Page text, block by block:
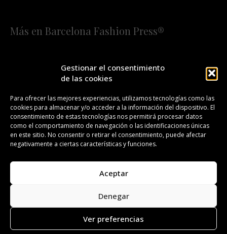
Gestionar el consentimiento
de las cookies
Para ofrecer las mejores experiencias, utilizamos tecnologías como las
cookies para almacenar y/o acceder a la información del dispositivo. El
consentimiento de estas tecnologías nos permitirá procesar datos
como el comportamiento de navegación o las identificaciones únicas
en este sitio. No consentir o retirar el consentimiento, puede afectar
negativamente a ciertas características y funciones.
Aceptar
Denegar
Ver preferencias
Más en Barcelona Fashion Press®
¡SUSCRÍBETE A NUESTRA FASHION NEWS!
CONTACTO REDACCIÓN PUBLICIDAD
ISSN 2385-4839 DL B 27443-2014
Todos los derechos reservados. Copyright 2008-2024.
Barcelona Fashion Press®/™ es una marca registrada.